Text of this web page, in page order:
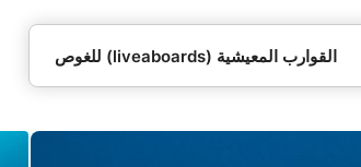
القوارب المعيشية (liveaboards) للغوص